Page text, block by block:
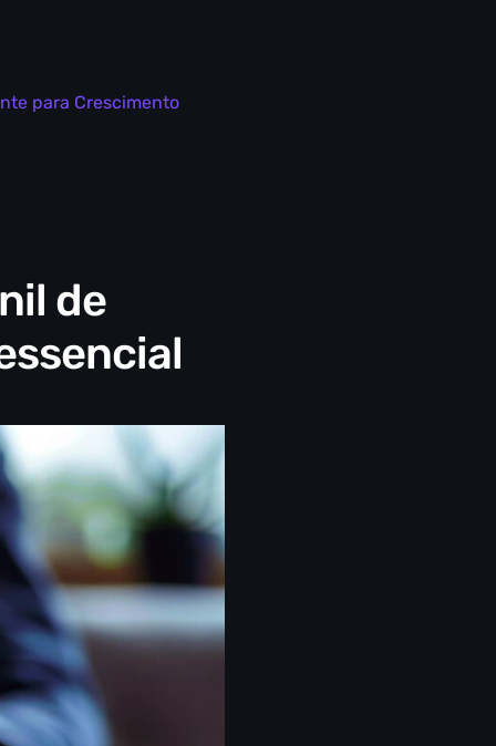
para Crescimento
de